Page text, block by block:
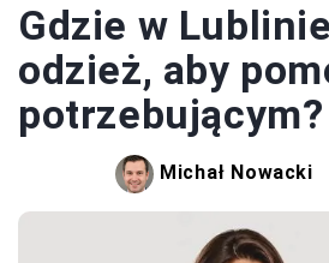
Gdzie w
odzież, aby
potrzebującym?
Michał Nowacki